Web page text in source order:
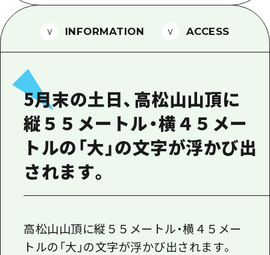
広島県を訪れる外国人旅行者向け情報一
ボランティアガイド
ユニバーサルツーリズム
広島県の魅力を動画でご紹介！
よくあるご質問
メディア掲載情報
フォトダウンロード
INFORMATION ACCESS
5月末の土日、高松山山頂に
縦５５メートル・横４５メー
トルの「大」の文字が浮かび出
されます。
高松山山頂に縦５５メートル・横４５メー
トルの「大」の文字が浮かび出されます。